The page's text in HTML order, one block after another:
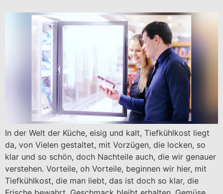
In der Welt der Küche, eisig und kalt, Tiefkühlkost liegt
da, von Vielen gestaltet, mit Vorzügen, die locken, so
klar und so schön, doch Nachteile auch, die wir genauer
verstehen. Vorteile, oh Vorteile, beginnen wir hier, mit
Tiefkühlkost, die man liebt, das ist doch so klar, die